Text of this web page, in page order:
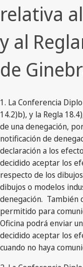
relativa
y al
de
1. La Conferencia
14.2)b), y la Regla
de una denegación,
notificación de
declaración a los
decidido aceptar los
respecto de los
dibujos o modelos
denegación. También
permitido para
Oficina podrá enviar
decidido aceptar los
cuando no haya